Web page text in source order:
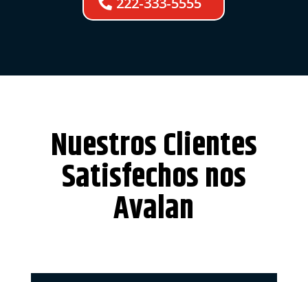
Nuestros Clientes
Satisfechos nos
Avalan